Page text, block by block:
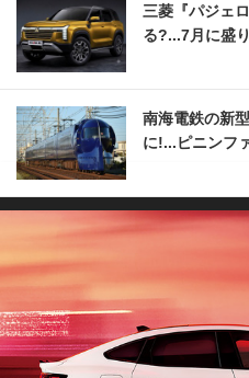
三菱『パジェ
る?...7月に盛
南海電鉄の新
に!...ピニンフ